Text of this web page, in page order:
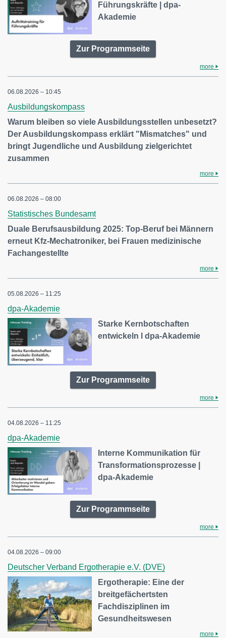
Führungskräfte | dpa-
Akademie
Zur Programmseite
more
06.08.2026 – 10:45
Ausbildungskompass
Warum bleiben so viele Ausbildungsstellen unbesetzt?
Der Ausbildungskompass erklärt "Mismatches" und
bringt Jugendliche und Ausbildung zielgerichtet
zusammen
more
06.08.2026 – 08:00
Statistisches Bundesamt
Duale Berufsausbildung 2025: Top-Beruf bei Männern
erneut Kfz-Mechatroniker, bei Frauen medizinische
Fachangestellte
more
05.08.2026 – 11:25
dpa-Akademie
Starke Kernbotschaften
entwickeln l dpa-Akademie
Zur Programmseite
more
04.08.2026 – 11:25
dpa-Akademie
Interne Kommunikation für
Transformationsprozesse |
dpa-Akademie
Zur Programmseite
more
04.08.2026 – 09:00
Deutscher Verband Ergotherapie e.V. (DVE)
Ergotherapie: Eine der
breitgefächertsten
Fachdisziplinen im
Gesundheitswesen
more